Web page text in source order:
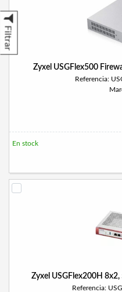
Filtrar
Zyxel USGFlex500
Referencia:
En stock
Zyxel USGFlex200H 8x2,
Referencia: